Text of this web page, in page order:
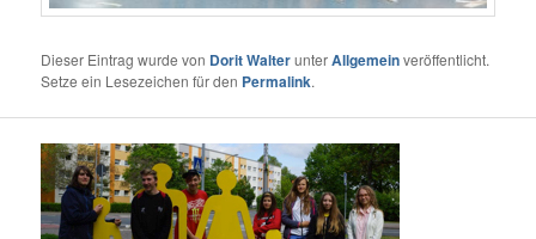
Dieser Eintrag wurde von Dorit WalterunterAllgemeinveröffentlicht.
Setze ein Lesezeichen für den Permalink.